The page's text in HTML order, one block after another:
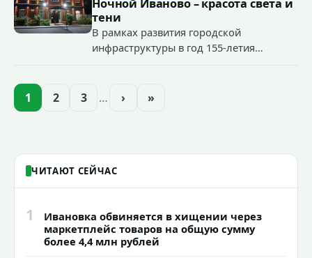
«Гроза-2026».
Ночной Иваново – красота света и
тени
В рамках развития городской
инфраструктуры в год 155-летия
проекта подсветки исторических
1 2 3 … › »
ЧИТАЮТ СЕЙЧАС
1
Ивановка обвиняется в хищении через
маркетплейс товаров на общую сумму
более 4,4 млн рублей